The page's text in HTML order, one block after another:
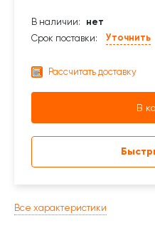
Все характеристики
В наличии:
нет
Срок поставки:
Уточнить
Рассчитать доставку
В